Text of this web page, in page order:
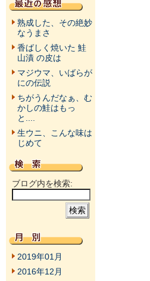
熟成した、その絶妙
なうまさ
香ばしく焼いた 鮭
山漬 の皮は
マジウマ、いばらが
にの伝説
ちがうんだなぁ、む
かしの鮭はもっ
と....
生ウニ、こんな味は
じめて
ブログ内を検索:
2019年01月
2016年12月